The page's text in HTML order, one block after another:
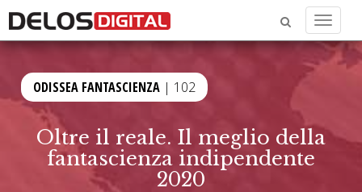
Menu
ODISSEA FANTASCIENZA | 102
Oltre il reale. Il meglio della
fantascienza indipendente
2020